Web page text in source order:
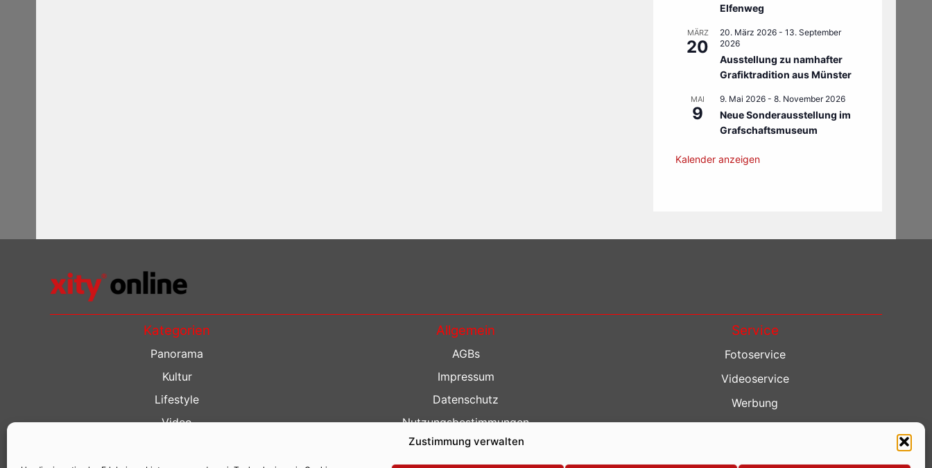
Zustimmung verwalten
Elfenweg
MÄRZ
20
20. März 2026 - 13. September
2026
Ausstellung zu namhafter
Grafiktradition aus Münster
MAI
9
9. Mai 2026 - 8. November 2026
Neue Sonderausstellung im
Grafschaftsmuseum
Kalender anzeigen
Kategorien
Panorama
Kultur
Lifestyle
Video
Allgemein
AGBs
Impressum
Datenschutz
Nutzungsbestimmungen
Kontakt
Service
Fotoservice
Videoservice
Werbung